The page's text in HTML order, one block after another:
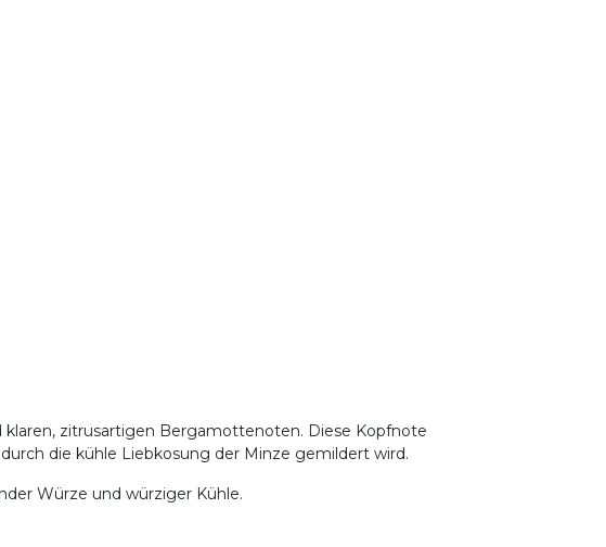
zitrusartigen Bergamottenoten. Diese Kopfnote
die kühle Liebkosung der Minze gemildert wird.
Würze und würziger Kühle.